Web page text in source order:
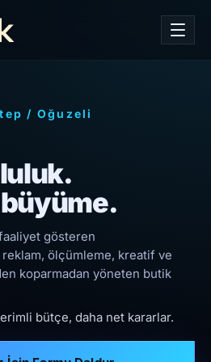
/ Oğuzeli
gösteren
ölçümleme, kreatif ve
koparmadan yöneten butik
bütçe, daha net kararlar.